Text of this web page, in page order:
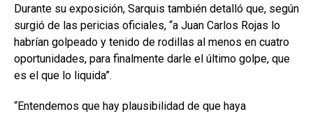
Durante su exposición, Sarquis también detalló que, según
surgió de las pericias oficiales, “a Juan Carlos Rojas lo
habrían golpeado y tenido de rodillas al menos en cuatro
oportunidades, para finalmente darle el último golpe, que
es el que lo liquida”.
“Entendemos que hay plausibilidad de que haya